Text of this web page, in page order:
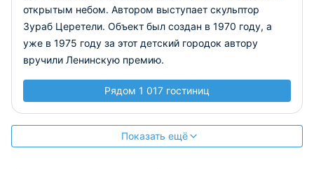
открытым небом. Автором выступает скульптор
Зураб Церетели. Объект был создан в 1970 году, а
уже в 1975 году за этот детский городок автору
вручили Ленинскую премию.
Рядом 1 017 гостиниц
Показать ещё